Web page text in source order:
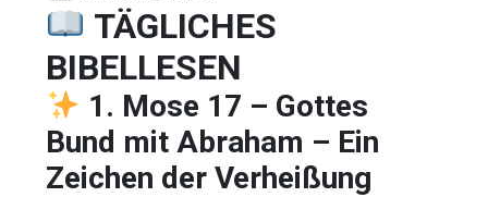
TÄGLICHES
BIBELLESEN
1. Mose 17 – Gottes
Bund mit Abraham – Ein
Zeichen der Verheißung